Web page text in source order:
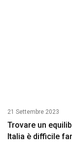
21 Settembre 2023
Trovare un
Italia è difficile